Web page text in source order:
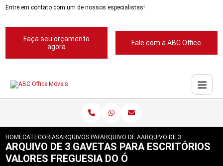
Entre em contato com um de nossos especialistas!
Faça seu orçamento
agora
Fale com a ABC Office
HOMECATEGORIASARQUIVOS PARA ESCRITORIOS
ARQUIVO DE ACO PARA ESCRITORIOS
ARQUIVO DE 3 GAVETAS
ARQUIVO DE 3 GAVETAS PARA ESCRITÓRIOS
VALORES FREGUESIA DO Ó